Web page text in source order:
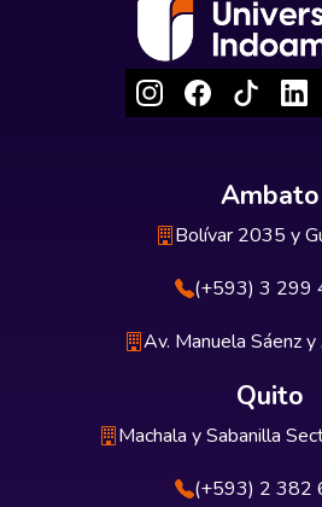
Ambato
Bolívar 2035 y
(+593) 3 299
Av. Manuela Sáenz
Quito
Machala y Sabanilla
(+593) 2 382